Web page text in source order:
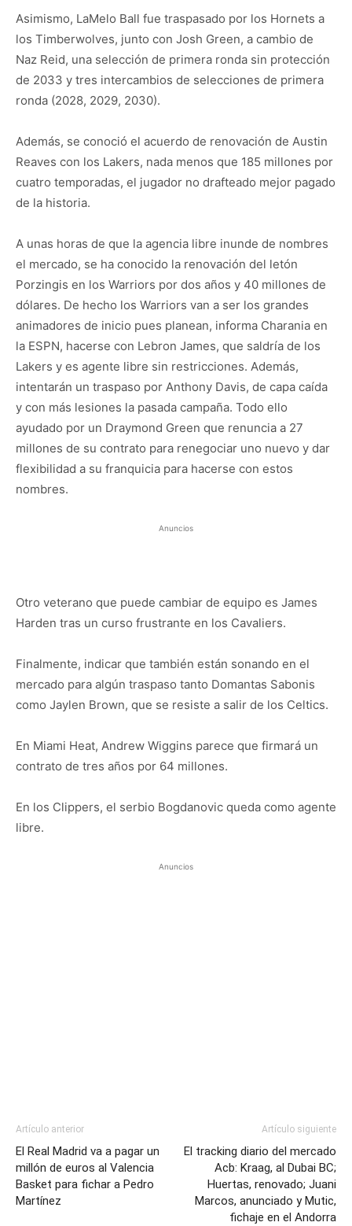
Asimismo, LaMelo Ball fue traspasado por los Hornets a
los Timberwolves, junto con Josh Green, a cambio de
Naz Reid, una selección de primera ronda sin protección
de 2033 y tres intercambios de selecciones de primera
ronda (2028, 2029, 2030).
Además, se conoció el acuerdo de renovación de Austin
Reaves con los Lakers, nada menos que 185 millones por
cuatro temporadas, el jugador no drafteado mejor pagado
de la historia.
A unas horas de que la agencia libre inunde de nombres
el mercado, se ha conocido la renovación del letón
Porzingis en los Warriors por dos años y 40 millones de
dólares. De hecho los Warriors van a ser los grandes
animadores de inicio pues planean, informa Charania en
la ESPN, hacerse con Lebron James, que saldría de los
Lakers y es agente libre sin restricciones. Además,
intentarán un traspaso por Anthony Davis, de capa caída
y con más lesiones la pasada campaña. Todo ello
ayudado por un Draymond Green que renuncia a 27
millones de su contrato para renegociar uno nuevo y dar
flexibilidad a su franquicia para hacerse con estos
nombres.
Anuncios
Otro veterano que puede cambiar de equipo es James
Harden tras un curso frustrante en los Cavaliers.
Finalmente, indicar que también están sonando en el
mercado para algún traspaso tanto Domantas Sabonis
como Jaylen Brown, que se resiste a salir de los Celtics.
En Miami Heat, Andrew Wiggins parece que firmará un
contrato de tres años por 64 millones.
En los Clippers, el serbio Bogdanovic queda como agente
libre.
Anuncios
Artículo anterior
El Real Madrid va a pagar un
millón de euros al Valencia
Basket para fichar a Pedro
Martínez
Artículo siguiente
El tracking diario del mercado
Acb: Kraag, al Dubai BC;
Huertas, renovado; Juani
Marcos, anunciado y Mutic,
fichaje en el Andorra